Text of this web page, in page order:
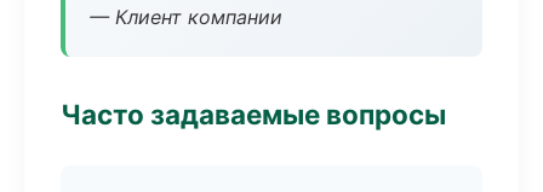
— Клиент компании
Часто задаваемые вопросы